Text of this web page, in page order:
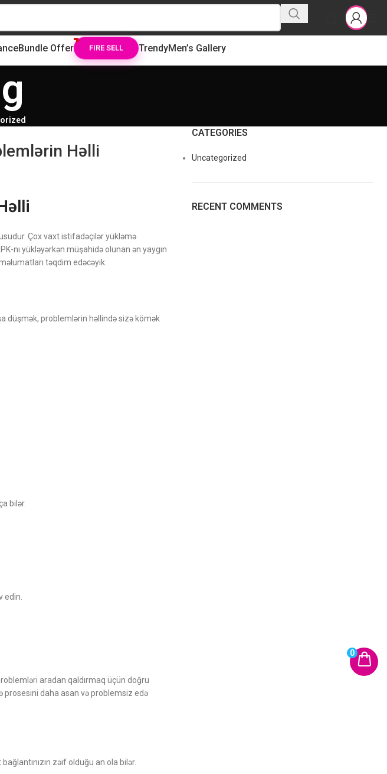
Bundle Offer FIRE SELL TrendyMen’s Gallery
Həlli
Çox vaxt istifadəçilər yükləmə
nı yükləyərkən müşahidə olunan ən yaygın
təqdim edəcəyik.
düşmək, problemlərin həllində sizə kömək
bilər.
edin.
aradan qaldırmaq üçün doğru
prosesini daha asan və problemsiz edə
zəif olduğu an ola bilər.
CATEGORIES
Uncategorized
RECENT COMMENTS
0